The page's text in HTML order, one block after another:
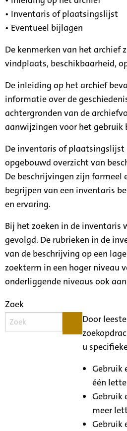
• Inventaris of plaatsingslijst
• Eventueel bijlagen
De kenmerken van het archief
vindplaats, beschikbaarheid,
De inleiding op het archief
informatie over de
achtergronden van de
aanwijzingen voor het gebruik
De inventaris of plaatsingslijst
opgebouwd overzicht van
De beschrijvingen zijn formeel
begrijpen van een inventaris
en ervaring.
Bij het zoeken in de inventaris
gevolgd. De rubrieken in de
van de beschrijving op een
zoekterm in een hoger niveau
onderliggende niveaus ook
Zoek
Door
u
Gebruik
één
Gebruik
meer
Gebruik